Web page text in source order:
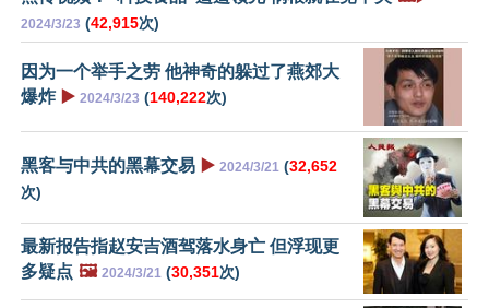
2024/3/23 (42,915次)
因为一个举手之劳 他神奇的躲过了燕郊大
爆炸 ▶️ 2024/3/23 (140,222次)
黑客与中共的黑幕交易 ▶️ 2024/3/21 (32,652
次)
最新报告指赵安吉酒驾落水身亡 但浮现更
多疑点 🖼️ 2024/3/21 (30,351次)